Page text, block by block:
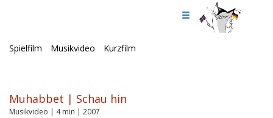
Spielfilm Musikvideo Kurzfilm
Muhabbet | Schau hin
Musikvideo | 4 min | 2007